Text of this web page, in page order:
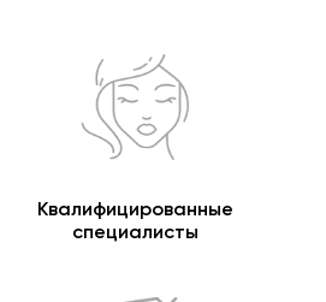
Квалифицированные
специалисты